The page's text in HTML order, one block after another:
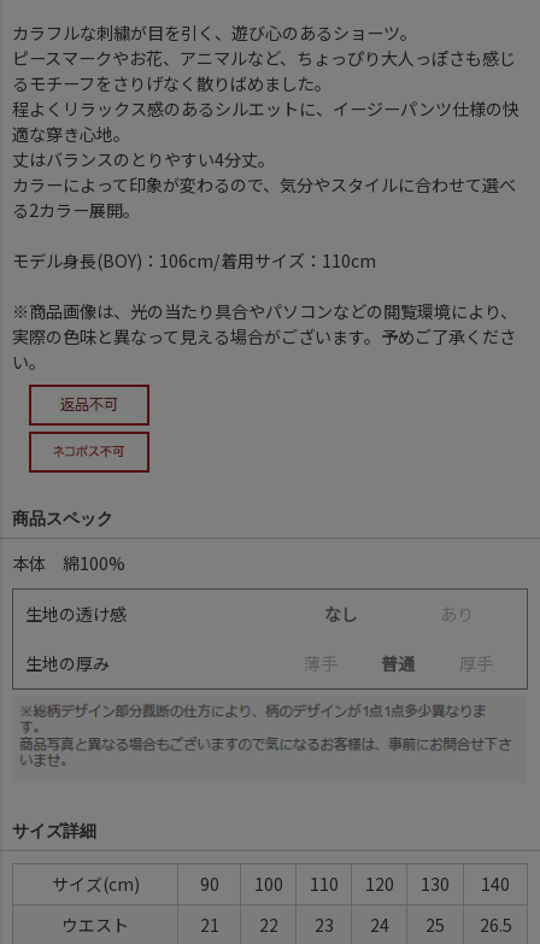
カラフルな刺繍が目を引く、遊び心のあるショーツ。
ピースマークやお花、アニマルなど、ちょっぴり大人っぽさも感じ
るモチーフをさりげなく散りばめました。
程よくリラックス感のあるシルエットに、イージーパンツ仕様の快
適な穿き心地。
丈はバランスのとりやすい4分丈。
カラーによって印象が変わるので、気分やスタイルに合わせて選べ
る2カラー展開。
モデル身長(BOY)：106cm/着用サイズ：110cm
※商品画像は、光の当たり具合やパソコンなどの閲覧環境により、
実際の色味と異なって見える場合がございます。予めご了承くださ
い。
商品スペック
本体 綿100%
生地の透け感 なし あ り
生地の厚み 薄手 普通 厚手
サイズ詳細
サイズ(cm) 90 100 110 120 130
140
ウエスト
21 22 23 24 25 26.5